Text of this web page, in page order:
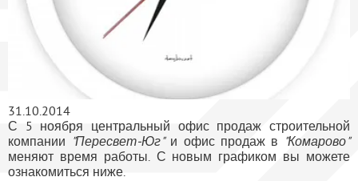
31.10.2014
С 5 ноября центральный офис продаж строительной
компании "Пересвет-Юг"и офис продаж в "Комарово"
меняют время работы. С новым графиком вы можете
ознакомиться ниже.